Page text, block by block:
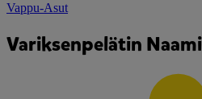
Vappu-Asut
Variksenpelätin